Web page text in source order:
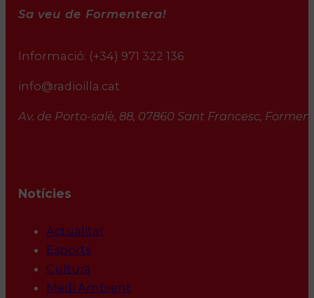
Sa veu de Formentera!
Informació: (+34) 971 322 136
info@radioilla.cat
Av. de Porto-salè, 88, 07860 Sant Francesc,
Notícies
Actualitat
Esports
Cultura
Medi Ambient